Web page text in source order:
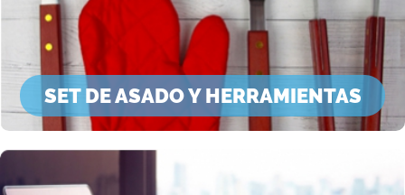
SET DE ASADO Y HERRAMIENTAS